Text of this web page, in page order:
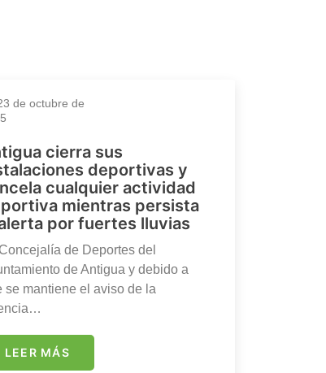
de octubre de
cierra sus
deportivas y
cualquier actividad
mientras persista
por fuertes lluvias
de Deportes del
de Antigua y debido a
se mantiene el aviso de la
LEER MÁS